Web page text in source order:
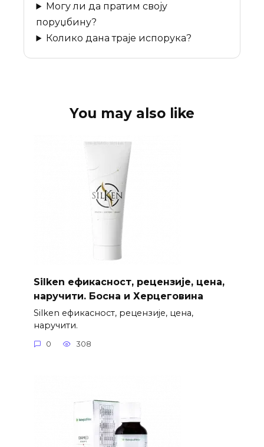
Могу ли да пратим своју
поруџбину?
Колико дана траје испорука?
You may also like
Silken ефикасност, рецензије, цена,
наручити. Босна и Херцеговина
Silken ефикасност, рецензије, цена,
наручити.
0 308